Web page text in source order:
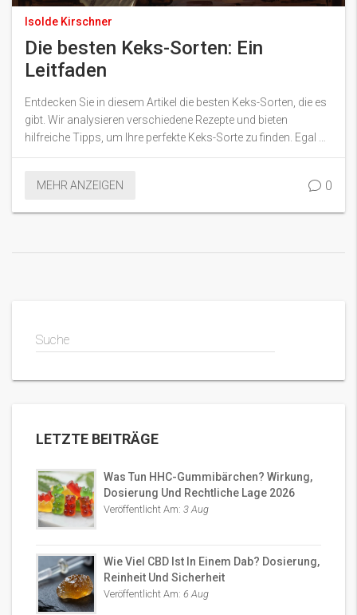
Isolde Kirschner
Die besten Keks-Sorten: Ein
Leitfaden
Entdecken Sie in diesem Artikel die besten Keks-Sorten, die es
gibt. Wir analysieren verschiedene Rezepte und bieten
hilfreiche Tipps, um Ihre perfekte Keks-Sorte zu finden. Egal ob
Sie süße oder herzhafte Kekse bevorzugen, hier gibt es für
inspirieren!
MEHR ANZEIGEN 0
Suche
LETZTE BEITRÄGE
Was Tun HHC-Gummibärchen? Wirkung,
Dosierung Und Rechtliche Lage 2026
Veröffentlicht Am: 3 Aug
Wie Viel CBD Ist In Einem Dab? Dosierung,
Reinheit Und Sicherheit
Veröffentlicht Am: 6 Aug